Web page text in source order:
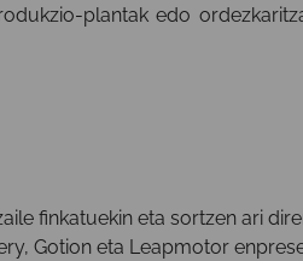
plantak edo
finkatuekin eta sortzen ari
Gotion eta Leapmotor